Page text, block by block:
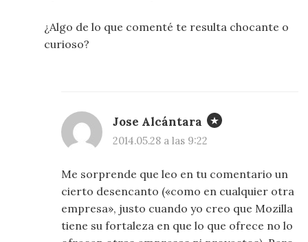
¿Algo de lo que comenté te resulta chocante o
curioso?
Jose Alcántara
2014.05.28 a las 9:22
Me sorprende que leo en tu comentario un
cierto desencanto («como en cualquier otra
empresa», justo cuando yo creo que Mozilla
tiene su fortaleza en que lo que ofrece no lo